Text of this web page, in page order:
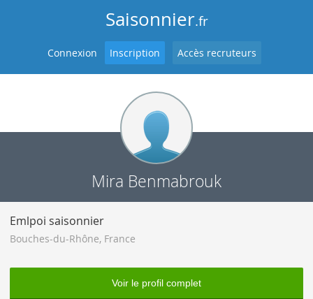
Saisonnier.fr
Connexion Inscription Accès recruteurs
Mira Benmabrouk
Emlpoi saisonnier
Bouches-du-Rhône, France
Voir le profil complet